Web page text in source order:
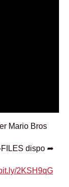
Mario Bros
dispo ➦
2KSH9qG